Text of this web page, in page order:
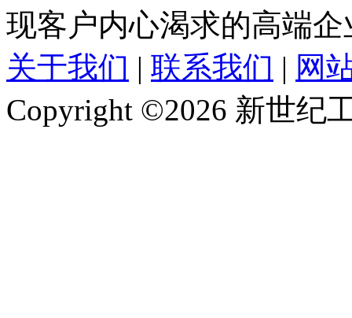
现客户内心渴求的高端
关于我们 | 联系我们 | 网
Copyright ©2026 新世纪